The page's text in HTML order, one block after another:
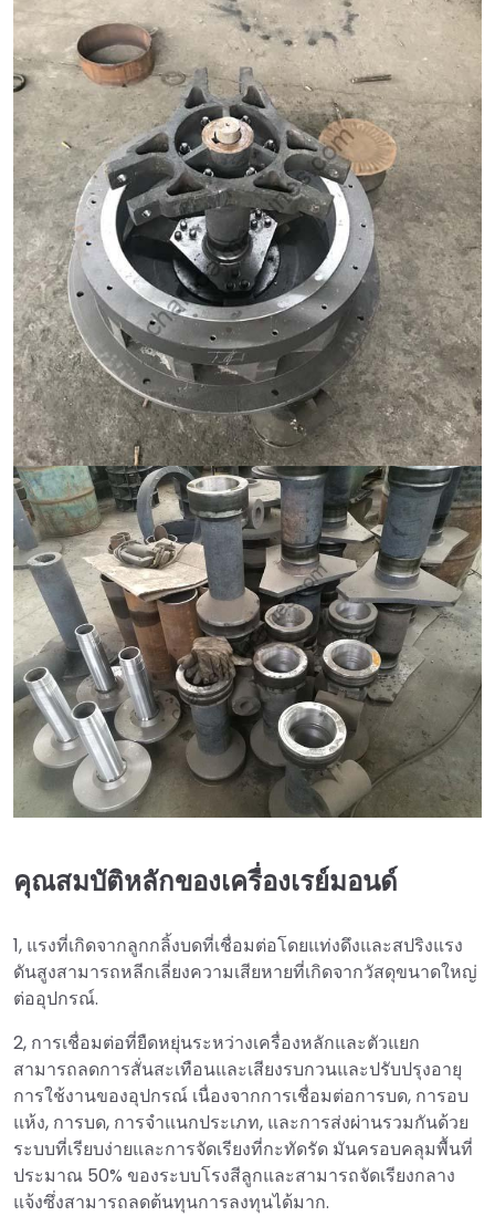
คุณสมบัติหลักของเครื่องเรย์มอนด์
1, แรงที่เกิดจากลูกกลิ้งบดที่เชื่อมต่อโดยแท่งดึงและสปริงแรง
ดันสูงสามารถหลีกเลี่ยงความเสียหายที่เกิดจากวัสดุขนาดใหญ่
ต่ออุปกรณ์.
2, การเชื่อมต่อที่ยืดหยุ่นระหว่างเครื่องหลักและตัวแยก
สามารถลดการสั่นสะเทือนและเสียงรบกวนและปรับปรุงอายุ
การใช้งานของอุปกรณ์ เนื่องจากการเชื่อมต่อการบด, การอบ
แห้ง, การบด, การจำแนกประเภท, และการส่งผ่านรวมกันด้วย
ระบบที่เรียบง่ายและการจัดเรียงที่กะทัดรัด มันครอบคลุมพื้นที่
ประมาณ 50% ของระบบโรงสีลูกและสามารถจัดเรียงกลาง
แจ้งซึ่งสามารถลดต้นทุนการลงทุนได้มาก.